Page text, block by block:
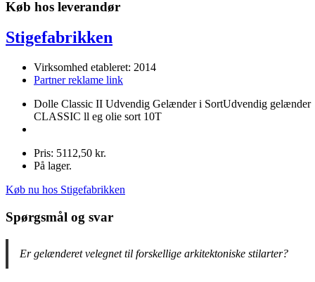
Køb hos leverandør
Stigefabrikken
Virksomhed etableret: 2014
Partner reklame link
Dolle Classic II Udvendig Gelænder i SortUdvendig gelænder
CLASSIC ll eg olie sort 10T
Pris: 5112,50 kr.
På lager.
Køb nu hos Stigefabrikken
Spørgsmål og svar
Er gelænderet velegnet til forskellige arkitektoniske stilarter?